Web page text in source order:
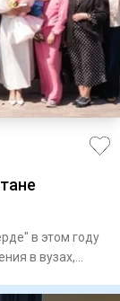
в этом году
в вузах,